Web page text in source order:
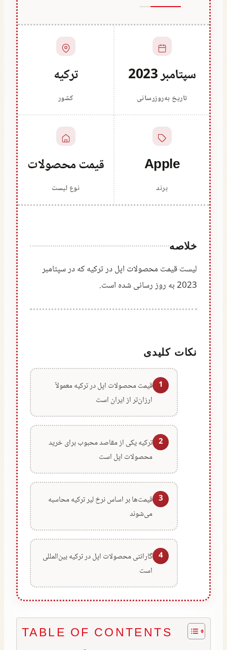
سپتامبر 2023
تاریخ به‌روزرسانی
ترکیه
کشور
Apple
برند
قیمت محصولات
نوع لیست
خلاصه
لیست قیمت محصولات اپل در ترکیه که در سپتامبر
2023 به روز رسانی شده است.
نکات کلیدی
1 قیمت محصولات اپل در ترکیه معمولاً
ارزان‌تر از ایران است
2 ترکیه یکی از مقاصد محبوب برای خرید
محصولات اپل است
3 قیمت‌ها بر اساس نرخ لیر ترکیه محاسبه
می‌شوند
4 گارانتی محصولات اپل در ترکیه بین‌المللی
است
TABLE OF CONTENTS